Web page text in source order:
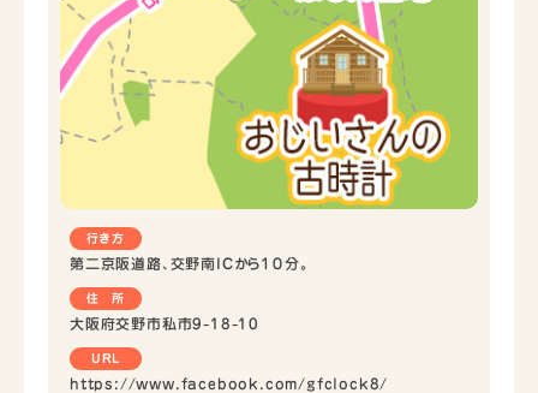
行き方
第二京阪道路、交野南ICから１０分。
住 所
大阪府交野市私市9-18-10
URL
https://www.facebook.com/gfclock8/